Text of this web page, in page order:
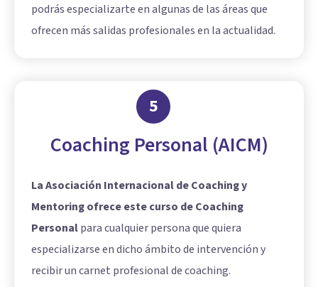
podrás especializarte en algunas de las áreas que
ofrecen más salidas profesionales en la actualidad.
5
Coaching Personal (AICM)
La Asociación Internacional de Coaching y
Mentoring ofrece este curso de Coaching
Personalpara cualquier persona que quiera
especializarse en dicho ámbito de intervención y
recibir un carnet profesional de coaching.